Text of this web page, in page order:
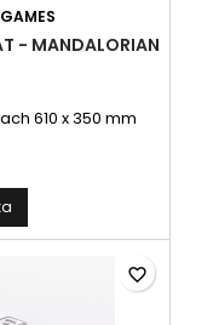
- MANDALORIAN
610 x 350 mm
favorite_border